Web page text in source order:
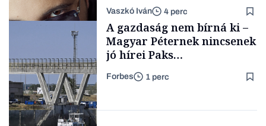
TÁMOGATÓI
Forbes-sztori
a legsarkosabb
gondolataimat akartam
kimondani
Vaszkó Iván 4 perc
A gazdaság nem bírná ki –
Magyar Péternek nincsenek
jó hírei Paks
újraindításáról
Forbes 1 perc